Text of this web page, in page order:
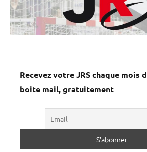
Recevez votre JRS chaque mois
boite mail, gratuitement